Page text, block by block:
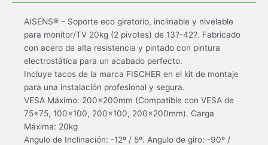
AISENS® – Soporte eco giratorio, inclinable y nivelable
para monitor/TV 20kg (2 pivotes) de 13?-42?. Fabricado
con acero de alta resistencia y pintado con pintura
electrostática para un acabado perfecto.
Incluye tacos de la marca FISCHER en el kit de montaje
para una instalación profesional y segura.
VESA Máximo: 200x200mm (Compatible con VESA de
75×75, 100×100, 200×100, 200x200mm). Carga
Máxima: 20kg
Angulo de Inclinación: -12º / 5º. Angulo de giro: -90º /